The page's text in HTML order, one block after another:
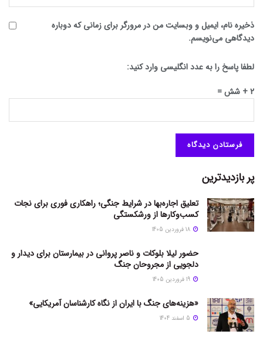
ذخیره نام، ایمیل و وبسایت من در مرورگر برای زمانی که دوباره
دیدگاهی می‌نویسم.
لطفا پاسخ را به عدد انگلیسی وارد کنید:
2 + شش =
پر بازدیدترین
تعلیق اجاره‌بها در شرایط جنگی؛ راهکاری فوری برای نجات
کسب‌وکارها از ورشکستگی
حضور لیلا بلوکات و ناصر پروانی در بیمارستان برای دیدار و
دلجویی از مجروحان جنگ
«هزینه‌های جنگ با ایران از نگاه کارشناسان آمریکایی»